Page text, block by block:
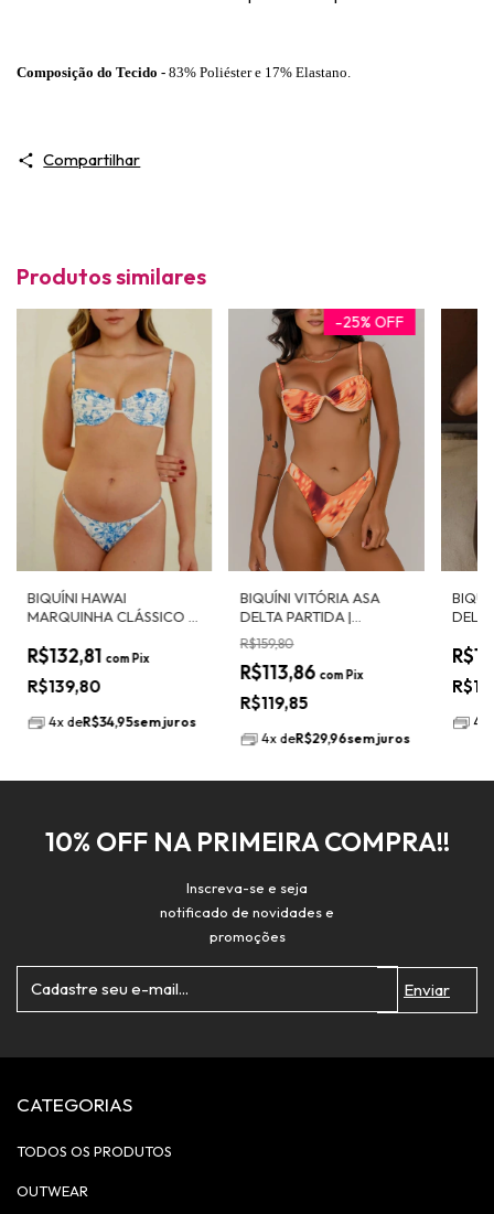
Composição do Tecido - 83% Poliéster e 17% Elastano.
Compartilhar
Produtos similares
BIQUÍNI HAWAI
MARQUINHA CLÁSSICO |
R$139,80
R$132,81 comPix
4x deR$34,95sem juros
BIQUÍNI VITÓRIA ASA
DELTA PARTIDA |
SHIMMER GOLD
R$119,85
-25% OFF
R$159,80
R$113,86 comPix
4x deR$29,96sem juros
4
10% OFF NA PRIMEIRA COMPRA!!
Inscreva-se e seja
notificado de novidades e
promoções
CATEGORIAS
TODOS OS PRODUTOS
OUTWEAR